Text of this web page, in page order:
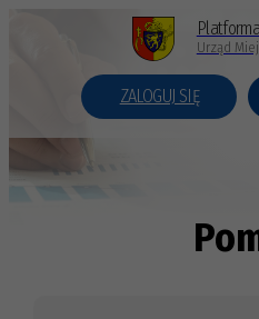
Urząd
ZALOGUJ SIĘ